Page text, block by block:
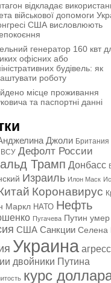
відкладає
військової допомоги
США висловлюють
генератор 160 квт
офісних або
будівель: як
роботу
місце проживання
та паспортні данні
Джоли Британия
ВСУ Дефолт России
Трамп Донбасс
Израиль Илон Маск
Коронавирус
Маркл НАТО Нефть
Пугачева Путин умер
США Санкции Селена
Украина
двойники Путина
курс